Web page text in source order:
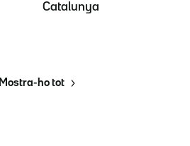
Catalunya
Mostra-ho tot